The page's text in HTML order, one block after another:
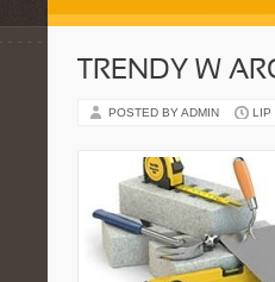
TRENDY W
POSTED BY ADMIN LIP